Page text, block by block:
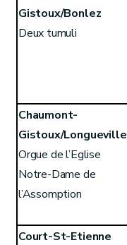
Gistoux/Bonlez
Deux tumuli
Chaumont-
Gistoux/Longueville
Orgue de l’Eglise
Notre-Dame de
l’Assomption
Court-St-Etienne